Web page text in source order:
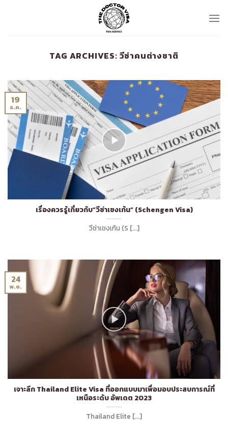
TAG ARCHIVES: วีซ่าคนต่างชาติ
เรื่องควรรู้เกี่ยวกับ”วีซ่าเชงเก้น” (Schengen Visa)
วีซ่าเชงเก้น (S [...]
19
ธ.ค.
เจาะลึก Thailand Elite Visa ที่ออกแบบมาเพื่อมอบประสบการณ์ที่
เหนือระดับ อัพเดต 2023
Thailand Elite [...]
24
พ.ย.